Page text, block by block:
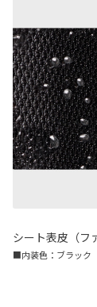
シート表皮（フ
■内装色：ブラック